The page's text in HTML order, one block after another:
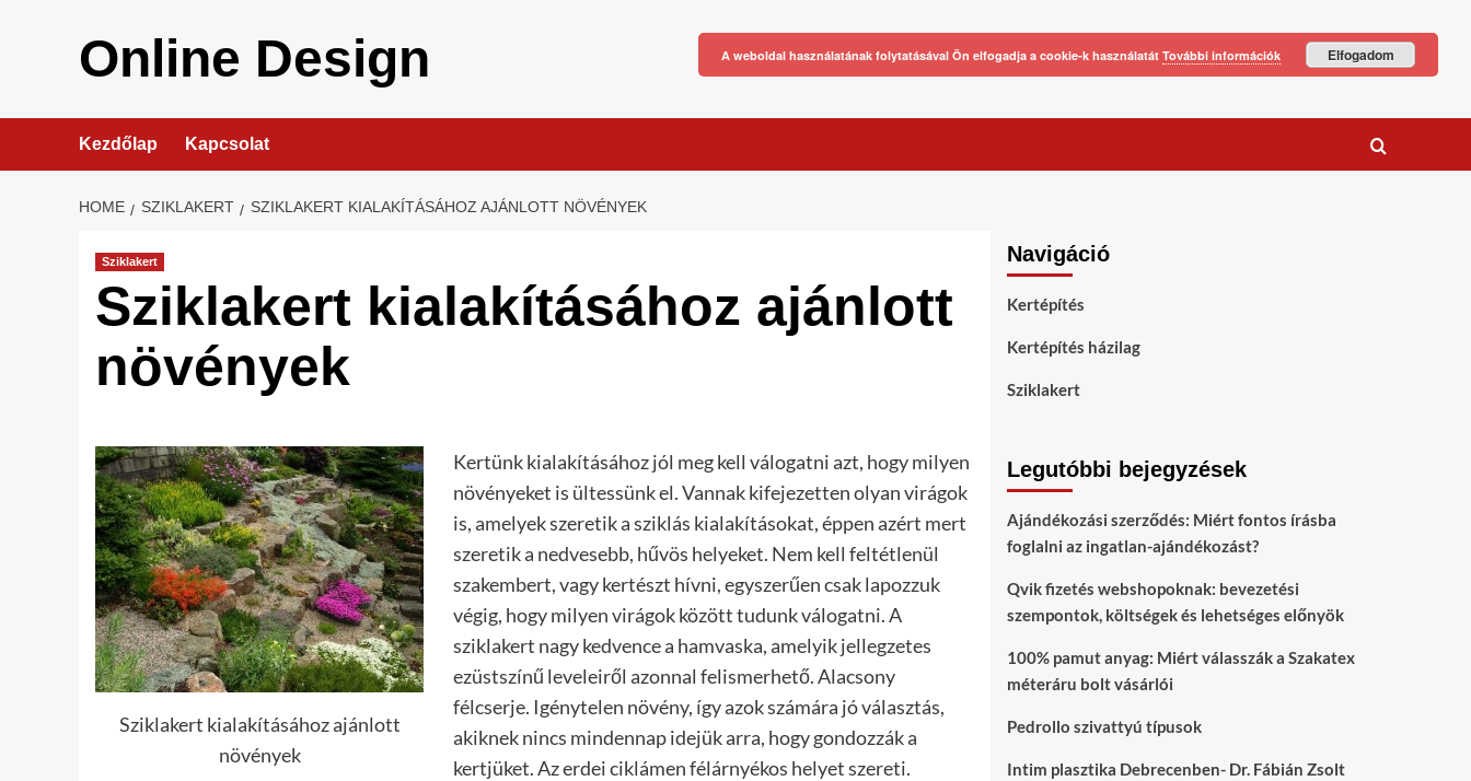
Online Design
Kezdőlap Kapcsolat
HOME SZIKLAKERT SZIKLAKERT KIALAKÍTÁSÁHOZ AJÁNLOTT NÖVÉNYEK
Sziklakert
Sziklakert kialakításához ajánlott
növények
Sziklakert kialakításához ajánlott
növények
Kertünk kialakításához jól meg kell válogatni azt, hogy milyen
növényeket is ültessünk el. Vannak kifejezetten olyan virágok
is, amelyek szeretik a sziklás kialakításokat, éppen azért mert
szeretik a nedvesebb, hűvös helyeket. Nem kell feltétlenül
szakembert, vagy kertészt hívni, egyszerűen csak lapozzuk
végig, hogy milyen virágok között tudunk válogatni. A
sziklakert nagy kedvence a hamvaska, amelyik jellegzetes
ezüstszínű leveleiről azonnal felismerhető. Alacsony
félcserje. Igénytelen növény, így azok számára jó választás,
akiknek nincs mindennap idejük arra, hogy gondozzák a
kertjüket. Az erdei ciklámen félárnyékos helyet szereti.
Navigáció
Kertépítés
Kertépítés házilag
Sziklakert
Legutóbbi bejegyzések
Ajándékozási szerződés: Miért fontos írásba
foglalni az ingatlan-ajándékozást?
Qvik fizetés webshopoknak: bevezetési
szempontok, költségek és lehetséges előnyök
100% pamut anyag: Miért válasszák a Szakatex
méteráru bolt vásárlói
Pedrollo szivattyú típusok
Intim plasztika Debrecenben- Dr. Fábián Zsolt
A weboldal használatának folytatásával Ön elfogadja a cookie-k használatát További információk Elfogadom